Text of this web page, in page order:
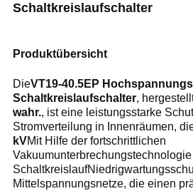
Schaltkreislaufschalter
Produktübersicht
DieVT19-40.5EP
Schaltkreislaufschalter,
wahr., ist eine leistungsstarke
Stromverteilung in Innenräumen,
kVMit Hilfe der fortschrittlichen
Mittelspannungsnetze, die einen